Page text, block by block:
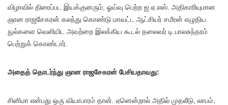
விழாவில் திரைப்பட இயக்குனரும், ஓய்வு பெற்ற ஐ.ஏ.எஸ். அதிகாரியுமான
ஞான ராஜசேகரன் கலந்து கொண்டு மாவட்ட ஆட்சியர் சமீரன் எழுதிய
நுல்களை வெளியிட அவற்றை இலக்கிய கூடல் தலைவர் டி.பாலசுந்தரம்
பெற்றுக் கொண்டார்.
அதைத் தொடர்ந்து ஞான ராஜசேகரன் பேசியதாவது:
சினிமா என்பது ஒரு வியாபாரம் தான். ஏனென்றால் அதில் முதலீடு, லாபம்,